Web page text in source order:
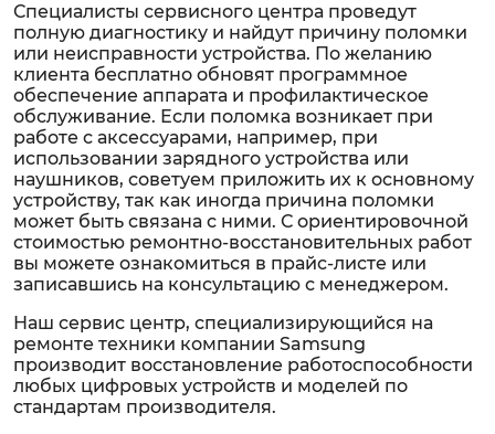
Специалисты сервисного центра проведут
полную диагностику и найдут причину поломки
или неисправности устройства. По желанию
клиента бесплатно обновят программное
обеспечение аппарата и профилактическое
обслуживание. Если поломка возникает при
работе с аксессуарами, например, при
использовании зарядного устройства или
наушников, советуем приложить их к основному
устройству, так как иногда причина поломки
может быть связана с ними. С ориентировочной
стоимостью ремонтно-восстановительных работ
вы можете ознакомиться в прайс-листе или
записавшись на консультацию с менеджером.
Наш сервис центр, специализирующийся на
ремонте техники компании Samsung
производит восстановление работоспособности
любых цифровых устройств и моделей по
стандартам производителя.